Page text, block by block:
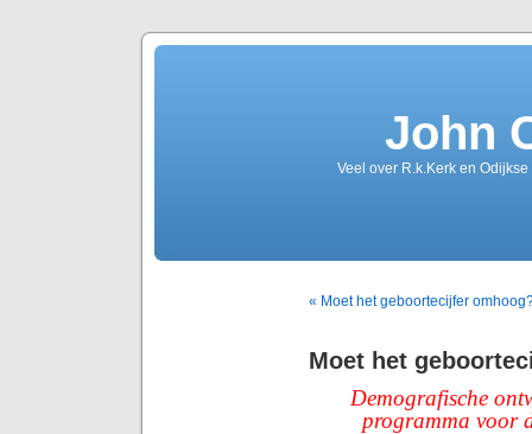
John
Veel over R.k.Kerk en
« Moet het geboortecijfer
Moet het
Demografische
programma voor